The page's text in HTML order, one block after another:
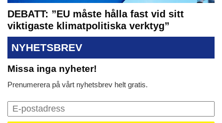
DEBATT: ”EU måste hålla fast vid sitt
viktigaste klimatpolitiska verktyg”
NYHETSBREV
Missa inga nyheter!
Prenumerera på vårt nyhetsbrev helt gratis.